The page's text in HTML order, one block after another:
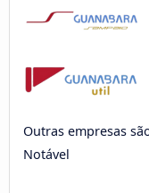
Outras empresas
Notável